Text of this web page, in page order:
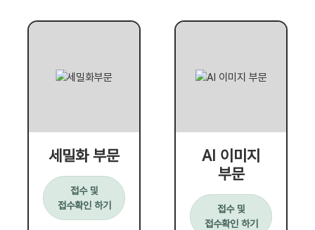
세밀화 부문
접수 및
접수확인 하기
AI 이미지
부문
접수 및
접수확인 하기